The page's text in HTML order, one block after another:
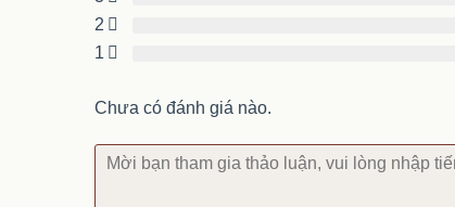
2
1
Chưa có đánh giá nào.